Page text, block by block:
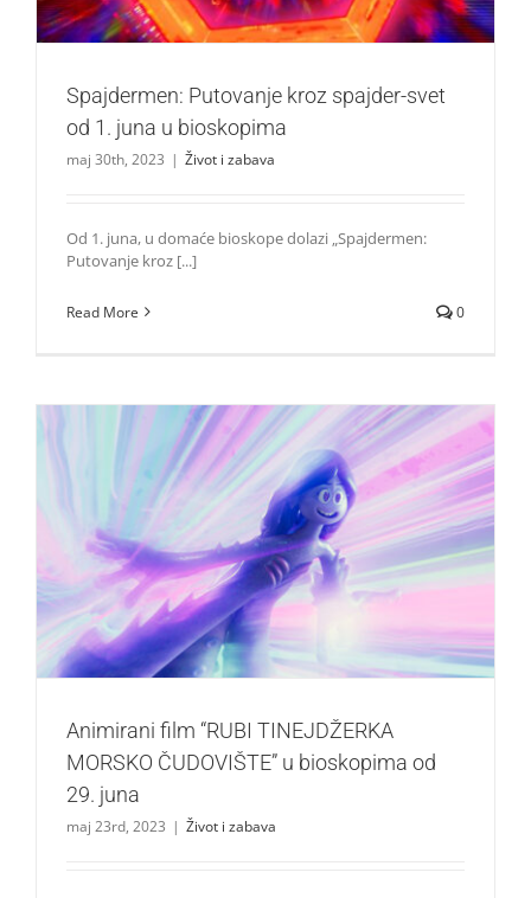
Spajdermen: Putovanje kroz spajder-svet
od 1. juna u bioskopima
maj 30th, 2023 | Život i zabava
Od 1. juna, u domaće bioskope dolazi „Spajdermen:
Putovanje kroz [...]
Read More 0
Animirani film “RUBI TINEJDŽERKA MORSKO
ČUDOVIŠTE” u bioskopima od 29. juna
Život i zabava
Animirani film “RUBI TINEJDŽERKA
MORSKO ČUDOVIŠTE” u bioskopima od
29. juna
maj 23rd, 2023 | Život i zabava